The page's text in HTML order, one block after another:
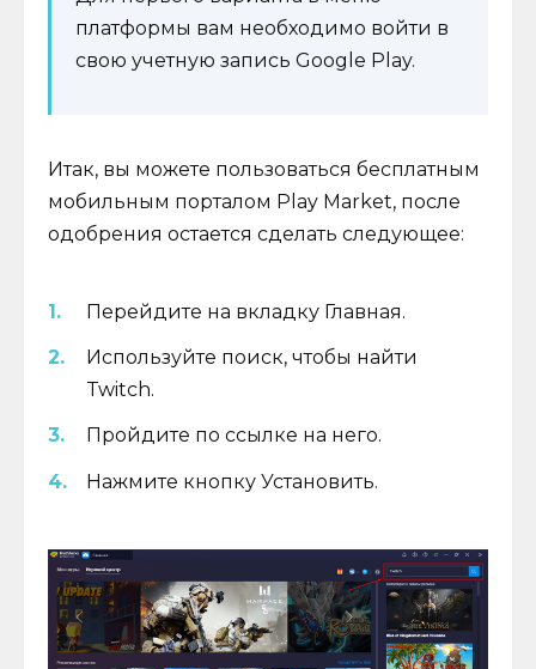
платформы вам необходимо войти в
свою учетную запись Google Play.
Итак, вы можете пользоваться бесплатным
мобильным порталом Play Market, после
одобрения остается сделать следующее:
Перейдите на вкладку Главная.
Используйте поиск, чтобы найти
Twitch.
Пройдите по ссылке на него.
Нажмите кнопку Установить.